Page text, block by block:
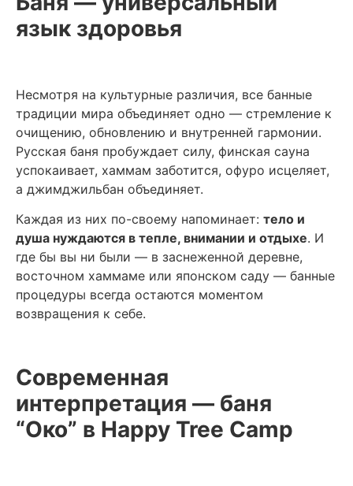
язык здоровья
Несмотря на культурные различия, все банные
традиции мира объединяет одно — стремление к
очищению, обновлению и внутренней гармонии.
Русская баня пробуждает силу, финская сауна
успокаивает, хаммам заботится, офуро исцеляет,
а джимджильбан объединяет.
Каждая из них по-своему напоминает: тело и
душа нуждаются в тепле, внимании и отдыхе. И
где бы вы ни были — в заснеженной деревне,
восточном хаммаме или японском саду — банные
процедуры всегда остаются моментом
возвращения к себе.
Современная
интерпретация — баня
“Око” в Happy Tree Camp